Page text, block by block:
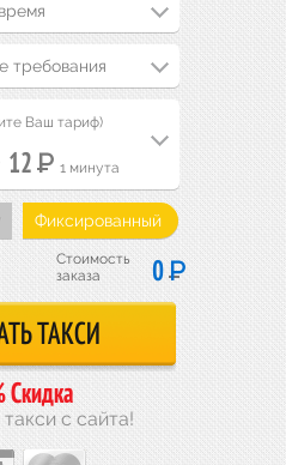
требования
Ваш тариф)
12 Р 1 минута
Фиксированный
Стоимость
заказа
0Р
Скидка
с сайта!